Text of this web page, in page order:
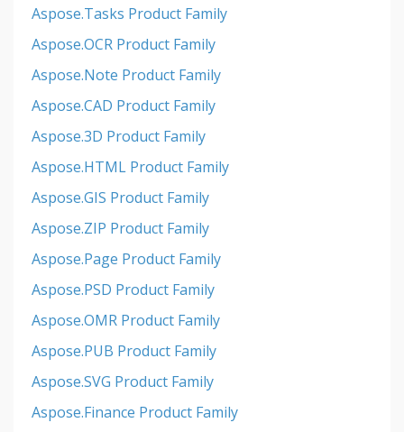
Aspose.Tasks Product Family
Aspose.OCR Product Family
Aspose.Note Product Family
Aspose.CAD Product Family
Aspose.3D Product Family
Aspose.HTML Product Family
Aspose.GIS Product Family
Aspose.ZIP Product Family
Aspose.Page Product Family
Aspose.PSD Product Family
Aspose.OMR Product Family
Aspose.PUB Product Family
Aspose.SVG Product Family
Aspose.Finance Product Family